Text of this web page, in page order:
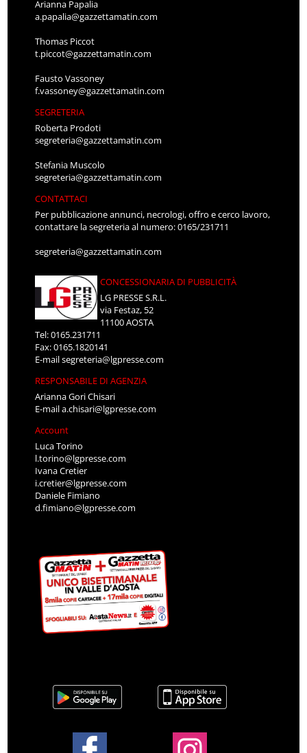
Arianna Papalia
a.papalia@gazzettamatin.com
Thomas Piccot
t.piccot@gazzettamatin.com
Fausto Vassoney
f.vassoney@gazzettamatin.com
SEGRETERIA
Roberta Prodoti
segreteria@gazzettamatin.com
Stefania Muscolo
segreteria@gazzettamatin.com
CONTATTACI
Per pubblicazione annunci, necrologi, offro e cerco lavoro,
contattare la segreteria al numero: 0165/231711
segreteria@gazzettamatin.com
CONCESSIONARIA DI PUBBLICITÀ
LG PRESSE S.R.L.
via Festaz, 52
11100 AOSTA
Tel: 0165.231711
Fax: 0165.1820141
E-mailsegreteria@lgpresse.com
RESPONSABILE DI AGENZIA
Arianna Gori Chisari
E-maila.chisari@lgpresse.com
Account
Luca Torino
l.torino@lgpresse.com
Ivana Cretier
i.cretier@lgpresse.com
Daniele Fimiano
d.fimiano@lgpresse.com